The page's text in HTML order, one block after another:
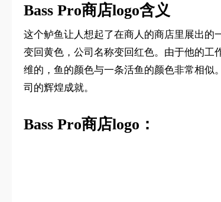
Bass Pro商店logo含义
这个鲈鱼让人想起了在商人的商店里展出的
变回黄色，公司名称变回红色。由于他的工
维的，鱼的颜色与一条活鱼的颜色非常相似
司的辉煌成就。
Bass Pro商店logo：